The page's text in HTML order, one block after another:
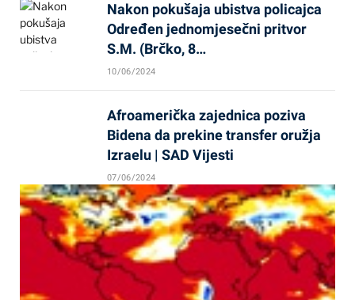
Nakon pokušaja ubistva policajca
Određen jednomjesečni pritvor
S.M. (Brčko, 8…
10/06/2024
Afroamerička zajednica poziva
Bidena da prekine transfer oružja
Izraelu | SAD Vijesti
07/06/2024